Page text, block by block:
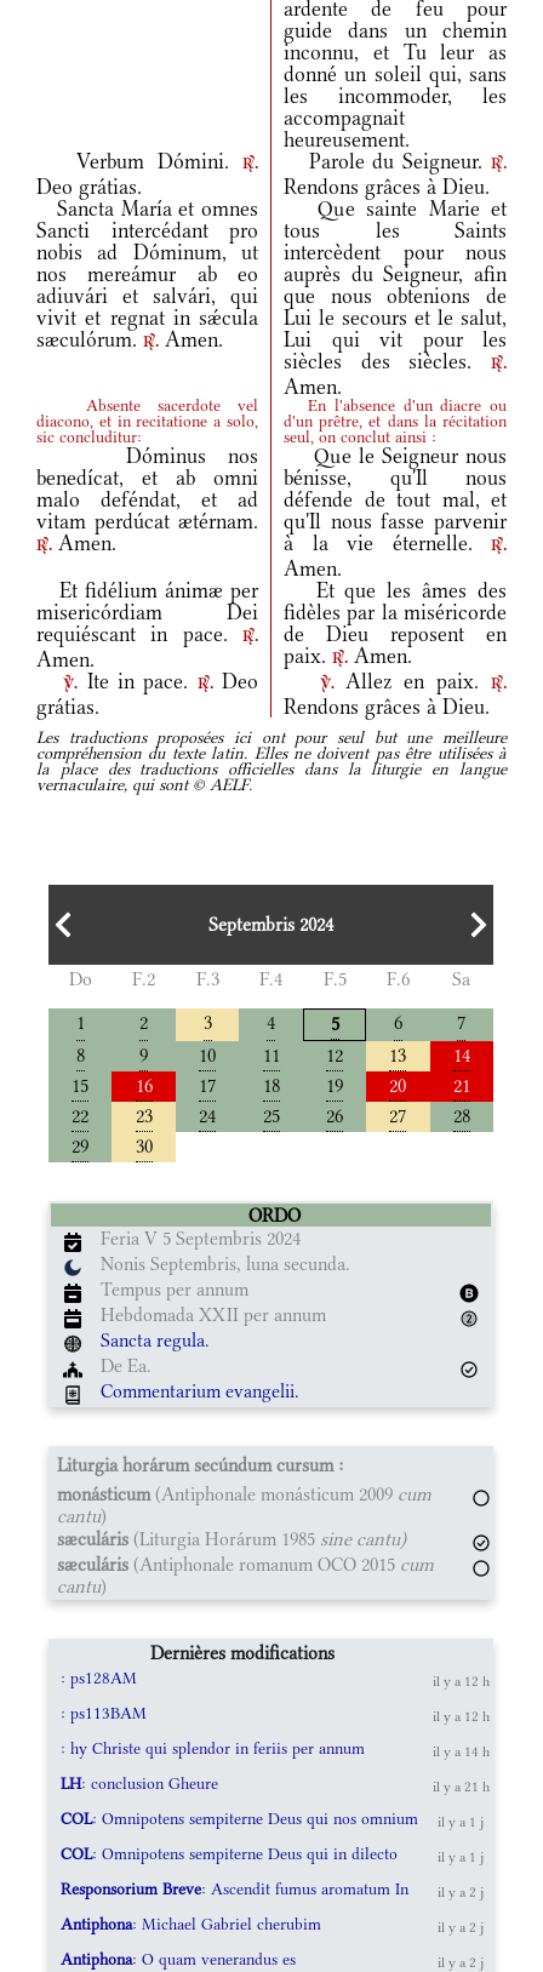
ardente de feu pour
guide dans un chemin
inconnu, et Tu leur as
donné un soleil qui, sans
les incommoder, les
accompagnait
heureusement.
Verbum Dómini.
r.
Deo grátias.
Parole du Seigneur. r.
Rendons grâces à Dieu.
Sancta María et omnes
Sancti intercédant pro
nobis ad Dóminum, ut
nos mereámur ab eo
adiuvári et salvári, qui
vivit et regnat in sǽcula
sæculórum. r. Amen.
Que sainte Marie et
tous les Saints
intercèdent pour nous
auprès du Seigneur, afin
que nous obtenions de
Lui le secours et le salut,
Lui qui vit pour les
siècles des siècles.
r.
Amen.
Absente sacerdote vel
diacono, et in recitatione a solo,
sic concluditur:
En l'absence d'un diacre ou
d'un prêtre, et dans la récitation
seul, on conclut ainsi :
Dóminus nos
benedícat, et ab omni
malo deféndat, et ad
vitam perdúcat ætérnam.
r. Amen.
Que le Seigneur nous
bénisse, qu'Il nous
défende de tout mal, et
qu'Il nous fasse parvenir
à la vie éternelle.
r.
Amen.
Et fidélium ánimæ per
misericórdiam Dei
requiéscant in pace.
r.
Amen.
Et que les âmes des
fidèles par la miséricorde
de Dieu reposent en
paix. r. Amen.
v. Ite in pace. r.Deo
grátias.
v.Allez en paix.r.
Rendons grâces à Dieu.
Les traductions proposées ici ont pour seul but une meilleure
compréhension du texte latin. Elles ne doivent pas être utilisées à
la place des traductions officielles dans la liturgie en langue
vernaculaire, qui sont © AELF.
Septembris 2024
Do F.2 F.3 F.4 F.5 F.6
Sa
1
2 3 4 5 6
7
8
9 10 11 12 13
14
15
16 17 18 19 20
21
22
23 24 25 26 27
28
29
30
ORDO
Feria V 5 Septembris 2024
Nonis Septembris, luna secunda.
Tempus per annum
Hebdomada XXII per annum
Sancta regula.
De Ea.
Commentarium evangelii.
Liturgia horárum secúndum cursum :
monásticum(Antiphonale monásticum 2009 cum
cantu)
sæculáris (Liturgia Horárum 1985 sine cantu)
sæculáris (Antiphonale romanum OCO 2015 cum
cantu)
Dernières modifications
: ps128AM il y a 12 h
: ps113BAM il y a 12 h
: hy Christe qui splendor in feriis per annum il y a 14 h
LH: conclusion Gheure il y a 21 h
COL: Omnipotens sempiterne Deus qui nos omnium il y a 1 j
COL: Omnipotens sempiterne Deus qui in dilecto il y a 1 j
Responsorium Breve: Ascendit fumus aromatum In il y a 2 j
Antiphona: Michael Gabriel cherubim il y a 2 j
Antiphona: O quam venerandus es il y a 2 j